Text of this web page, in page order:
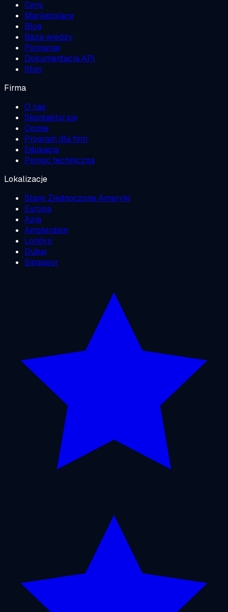
Ceny
Marketplace
Blog
Baza wiedzy
Porównaj
Dokumentacja API
Stan
Firma
O nas
Skontaktuj się
Opinie
Program dla firm
Edukacja
Pomoc techniczna
Lokalizacje
Stany Zjednoczone Ameryki
Europa
Azja
Amsterdam
Londyn
Dubaj
Singapur